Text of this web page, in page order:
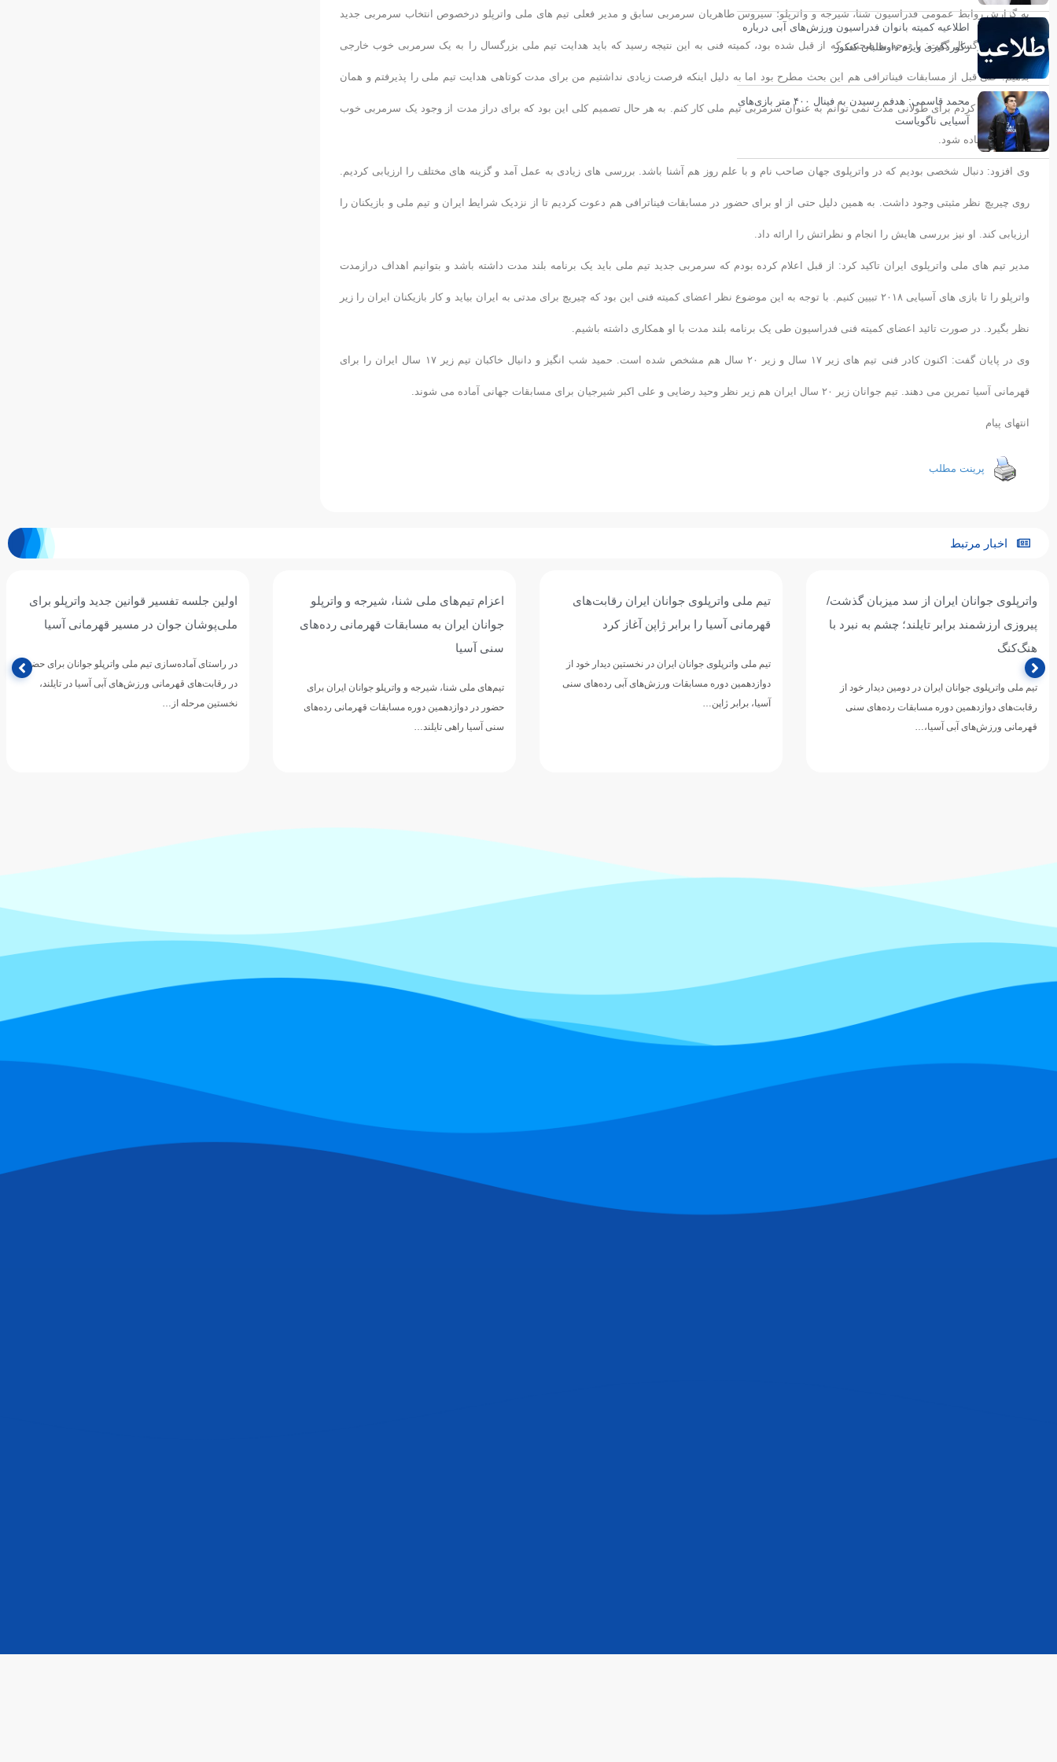
به گزارش روابط عمومی فدراسیون شنا، شیرجه و واترپلو؛ سیروس طاهریان سرمربی سابق و مدیر فعلی تیم های ملی واترپلو درخصوص انتخاب سرمربی جدید
تیم ملی بزرگسال گفت: با توجه به صحبتی که از قبل شده بود، کمیته فنی به این نتیجه رسید که باید هدایت تیم ملی بزرگسال را به یک سرمربی خوب خارجی
بدهیم. حتی قبل از مسابقات فیناترافی هم این بحث مطرح بود اما به دلیل اینکه فرصت زیادی نداشتیم من برای مدت کوتاهی هدایت تیم ملی را پذیرفتم و همان
جا هم اعلام کردم برای طولانی مدت نمی توانم به عنوان سرمربی تیم ملی کار کنم. به هر حال تصمیم کلی این بود که برای دراز مدت از وجود یک سرمربی خوب
خارجی استفاده شود.
وی افزود: دنبال شخصی بودیم که در واترپلوی جهان صاحب نام و با علم روز هم آشنا باشد. بررسی های زیادی به عمل آمد و گزینه های مختلف را ارزیابی کردیم.
روی چیریچ نظر مثبتی وجود داشت. به همین دلیل حتی از او برای حضور در مسابقات فیناترافی هم دعوت کردیم تا از نزدیک شرایط ایران و تیم ملی و بازیکنان را
ارزیابی کند. او نیز بررسی هایش را انجام و نظراتش را ارائه داد.
مدیر تیم های ملی واترپلوی ایران تاکید کرد: از قبل اعلام کرده بودم که سرمربی جدید تیم ملی باید یک برنامه بلند مدت داشته باشد و بتوانیم اهداف درازمدت
واترپلو را تا بازی های آسیایی ۲۰۱۸ تبیین کنیم. با توجه به این موضوع نظر اعضای کمیته فنی این بود که چیریچ برای مدتی به ایران بیاید و کار بازیکنان ایران را زیر
نظر بگیرد. در صورت تائید اعضای کمیته فنی فدراسیون طی یک برنامه بلند مدت با او همکاری داشته باشیم.
وی در پایان گفت: اکنون کادر فنی تیم های زیر ۱۷ سال و زیر ۲۰ سال هم مشخص شده است. حمید شب انگیز و دانیال خاکبان تیم زیر ۱۷ سال ایران را برای
قهرمانی آسیا تمرین می دهند. تیم جوانان زیر ۲۰ سال ایران هم زیر نظر وحید رضایی و علی اکبر شیرجیان برای مسابقات جهانی آماده می شوند.
انتهای پیام
پرینت مطلب
اطلاعیه کمیته بانوان فدراسیون ورزش‌های آبی درباره
رکوردگیری ویژه داوطلبان کنکور
محمد قاسمی: هدفم رسیدن به فینال ۴۰۰ متر بازی‌های
آسیایی ناگویاست
اخبار مرتبط
واترپلوی جوانان ایران از سد میزبان گذشت/
پیروزی ارزشمند برابر تایلند؛ چشم به نبرد با
هنگ‌کنگ
تیم ملی واترپلوی جوانان ایران در دومین دیدار خود از
رقابت‌های دوازدهمین دوره مسابقات رده‌های سنی
قهرمانی ورزش‌های آبی آسیا،…
تیم ملی واترپلوی جوانان ایران رقابت‌های
قهرمانی آسیا را برابر ژاپن آغاز کرد
تیم ملی واترپلوی جوانان ایران در نخستین دیدار خود از
دوازدهمین دوره مسابقات ورزش‌های آبی رده‌های سنی
آسیا، برابر ژاپن…
اعزام تیم‌های ملی شنا، شیرجه و واترپلو
جوانان ایران به مسابقات قهرمانی رده‌های
سنی آسیا
تیم‌های ملی شنا، شیرجه و واترپلو جوانان ایران برای
حضور در دوازدهمین دوره مسابقات قهرمانی رده‌های
سنی آسیا راهی تایلند…
اولین جلسه تفسیر قوانین جدید واترپلو برای
ملی‌پوشان جوان در مسیر قهرمانی آسیا
در راستای آماده‌سازی تیم ملی واترپلو جوانان برای حضور
در رقابت‌های قهرمانی ورزش‌های آبی آسیا در تایلند،
نخستین مرحله از…